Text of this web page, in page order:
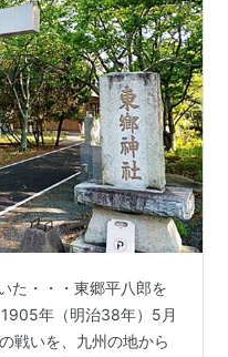
た・・・東郷平八郎を
年（明治38年）5月
戦いを、九州の地から